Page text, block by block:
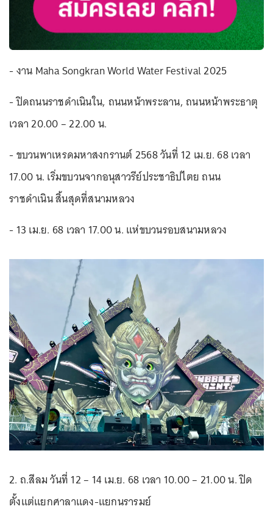
- งาน Maha Songkran World Water Festival 2025
- ปิดถนนราชดำเนินใน, ถนนหน้าพระลาน, ถนนหน้าพระธาตุ
เวลา 20.00 – 22.00 น.
- ขบวนพาเหรดมหาสงกรานต์ 2568 วันที่ 12 เม.ย. 68 เวลา
17.00 น. เริ่มขบวนจากอนุสาวรีย์ประชาธิปไตย ถนน
ราชดำเนิน สิ้นสุดที่สนามหลวง
- 13 เม.ย. 68 เวลา 17.00 น. แห่ขบวนรอบสนามหลวง
2. ถ.สีลม วันที่ 12 – 14 เม.ย. 68 เวลา 10.00 – 21.00 น. ปิด
ตั้งแต่แยกศาลาแดง-แยกนรารมย์